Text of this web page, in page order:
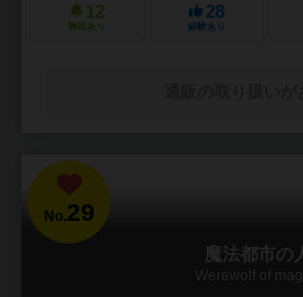
12
興味あり
28
経験あり
No.29
魔法都市の
Werewolf of